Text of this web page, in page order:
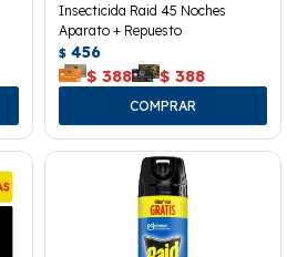
Insecticida Raid 45 Noches
Aparato + Repuesto
$ 456
$ 388 $ 388